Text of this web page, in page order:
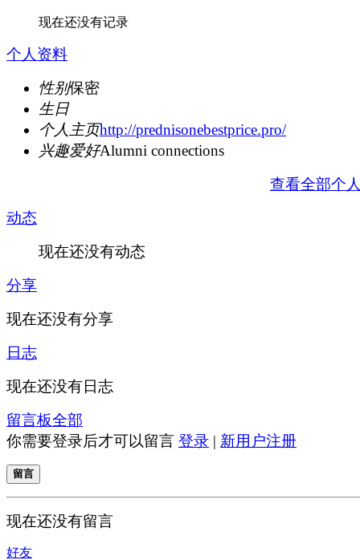
现在还没有记录
个人资料
性别保密
生日
个人主页http://prednisonebestprice.pro/
兴趣爱好Alumni connections
查看全部个
动态
现在还没有动态
分享
现在还没有分享
日志
现在还没有日志
留言板全部
你需要登录后才可以留言 登录 | 新用户注册
留言
现在还没有留言
好友